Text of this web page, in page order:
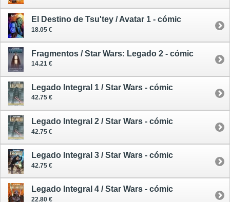
El Destino de Tsu'tey / Avatar 1 - cómic
18.05 €
Fragmentos / Star Wars: Legado 2 - cómic
14.21 €
Legado Integral 1 / Star Wars - cómic
42.75 €
Legado Integral 2 / Star Wars - cómic
42.75 €
Legado Integral 3 / Star Wars - cómic
42.75 €
Legado Integral 4 / Star Wars - cómic
22.80 €